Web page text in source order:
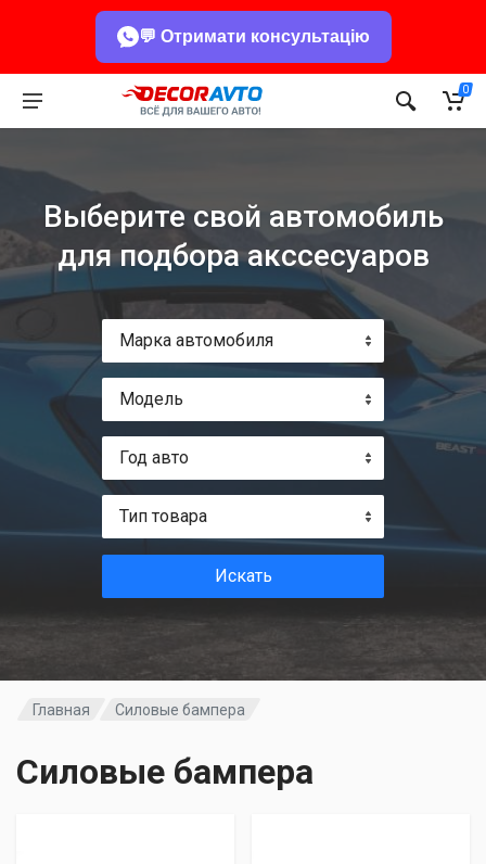
💬 Отримати консультацію
0
Выберите свой автомобиль
для подбора акссесуаров
Марка автомобиля
Модель
Год авто
Тип товара
Искать
Главная Силовые бампера
Силовые бампера